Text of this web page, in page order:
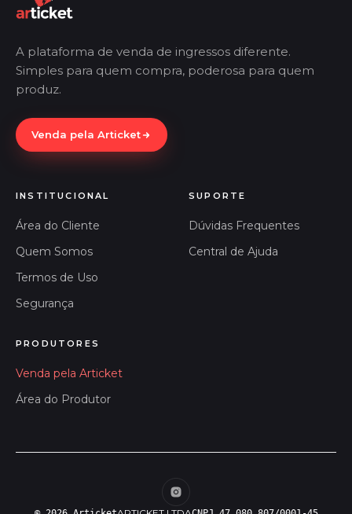
A plataforma de venda de ingressos diferente.
Simples para quem compra, poderosa para quem
produz.
Venda pela Articket
INSTITUCIONAL
Área do Cliente
Quem Somos
Termos de Uso
Segurança
SUPORTE
Dúvidas Frequentes
Central de Ajuda
PRODUTORES
Venda pela Articket
Área do Produtor